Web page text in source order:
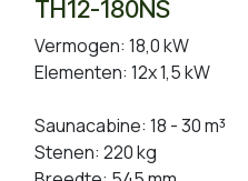
TH12-180NS
Vermogen: 18,0 kW
Elementen: 12x 1,5 kW
Saunacabine: 18 - 30 m³
Stenen: 220 kg